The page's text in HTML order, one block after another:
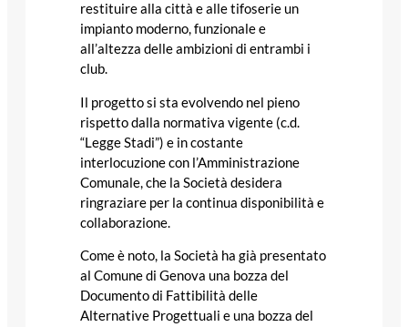
restituire alla città e alle tifoserie un
impianto moderno, funzionale e
all’altezza delle ambizioni di entrambi i
club.
Il progetto si sta evolvendo nel pieno
rispetto dalla normativa vigente (c.d.
“Legge Stadi”) e in costante
interlocuzione con l’Amministrazione
Comunale, che la Società desidera
ringraziare per la continua disponibilità e
collaborazione.
Come è noto, la Società ha già presentato
al Comune di Genova una bozza del
Documento di Fattibilità delle
Alternative Progettuali e una bozza del